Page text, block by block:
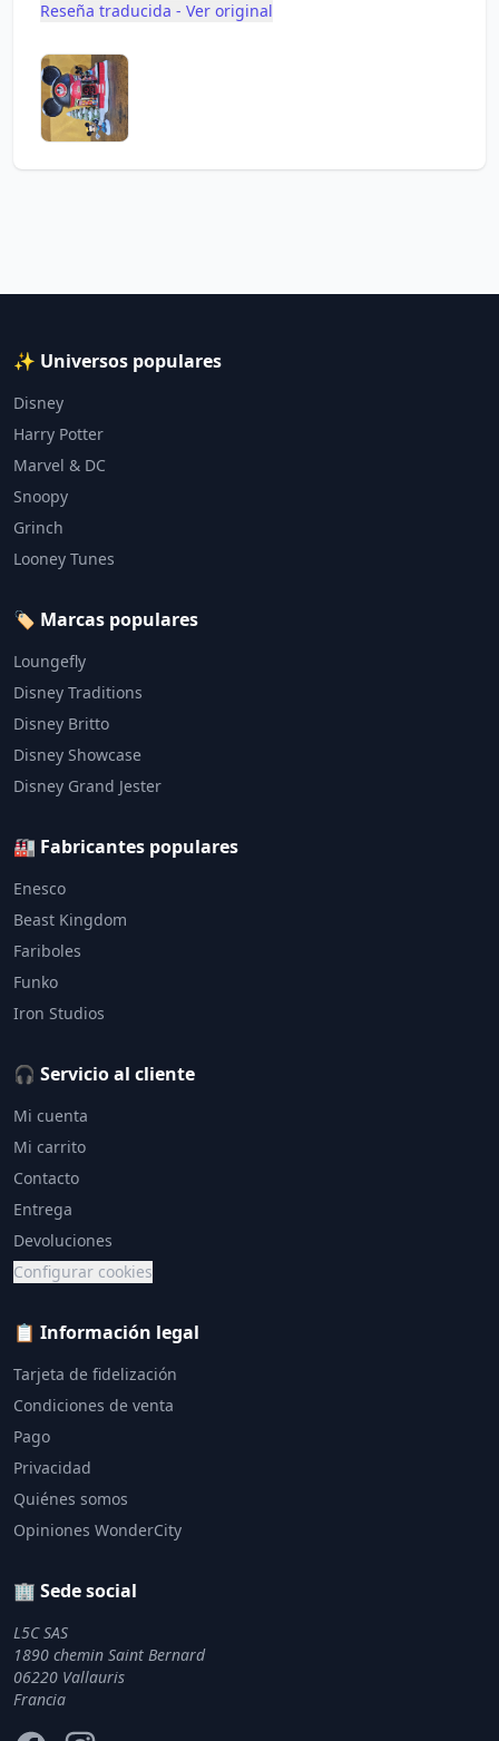
Reseña traducida - Ver original
✨ Universos populares
Disney
Harry Potter
Marvel & DC
Snoopy
Grinch
Looney Tunes
🏷️ Marcas populares
Loungefly
Disney Traditions
Disney Britto
Disney Showcase
Disney Grand Jester
🏭 Fabricantes populares
Enesco
Beast Kingdom
Fariboles
Funko
Iron Studios
🎧 Servicio al cliente
Mi cuenta
Mi carrito
Contacto
Entrega
Devoluciones
Configurar cookies
📋 Información legal
Tarjeta de fidelización
Condiciones de venta
Pago
Privacidad
Quiénes somos
Opiniones WonderCity
🏢 Sede social
L5C SAS
1890 chemin Saint Bernard
06220 Vallauris
Francia